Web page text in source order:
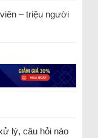
– triệu người
lý, câu hỏi nào